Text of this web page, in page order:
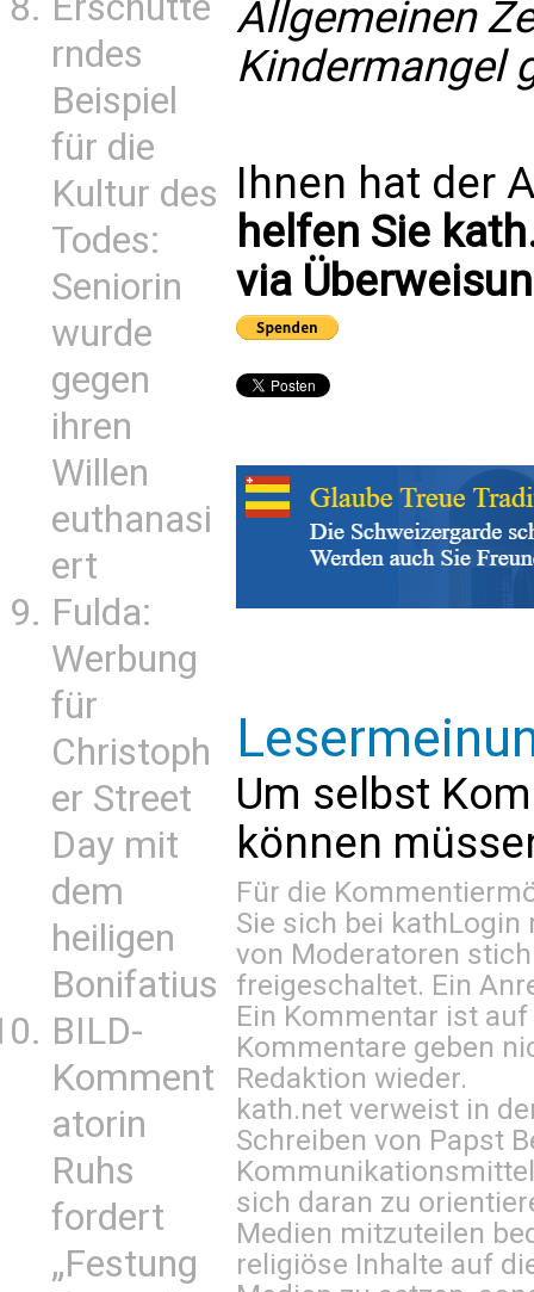
rndes
Beispiel
für die
Kultur des
Todes:
Seniorin
wurde
gegen
ihren
Willen
euthanasi
ert
Fulda:
Werbung
für
Christoph
er Street
Day mit
dem
heiligen
Bonifatius
BILD-
Komment
atorin
Ruhs
fordert
„Festung
Allgemeinen
Kindermangel
Ihnen hat der
helfen Sie
via
Um selbst
können
Für die
Sie sich bei kathLogin
von Moderatoren
freigeschaltet. Ein
Ein Kommentar ist
Kommentare geben
Redaktion wieder.
kath.net verweist in
Schreiben von Papst
sich daran zu
Medien mitzuteilen
religiöse Inhalte auf